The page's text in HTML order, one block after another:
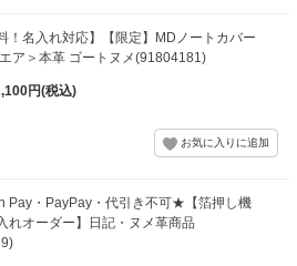
！名入れ対応】【限定】MDノートカバー
ア＞本革 ゴートヌメ(91804181)
円(税込)
Pay・PayPay・代引き不可★【箔押し機
れオーダー】日記・ヌメ革商品